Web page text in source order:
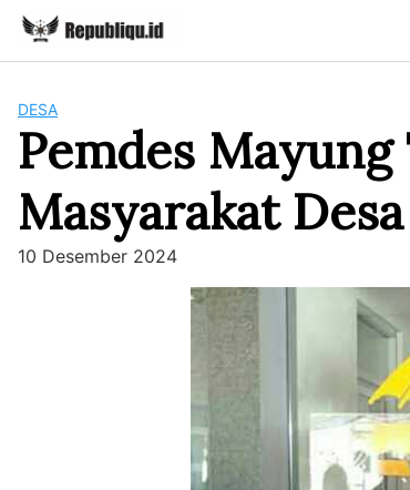
Skip
content
DESA
Pemdes
Masyarakat Desa
10 Desember 2024